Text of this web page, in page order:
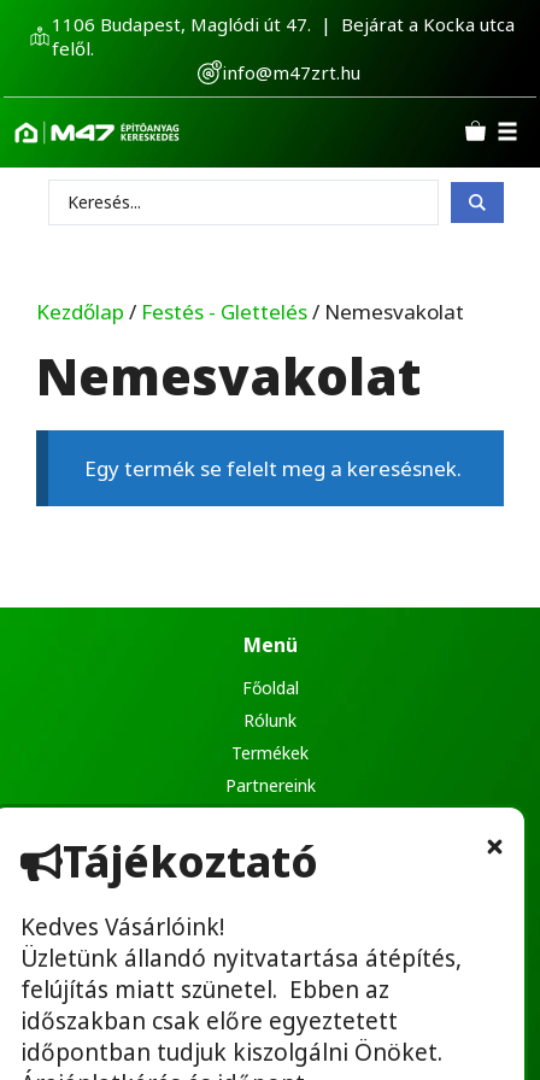
Kilépés1106 Budapest, Maglódi út 47. | Bejárat a Kocka utca
felől.
info@m47zrt.hu
Search
...
Kezdőlap / Festés - Glettelés/ Nemesvakolat
Nemesvakolat
Egy termék se felelt meg a keresésnek.
Tájékoztató
Kedves Vásárlóink!
Üzletünk állandó nyitvatartása átépítés,
felújítás miatt szünetel. Ebben az
időszakban csak előre egyeztetett
időpontban tudjuk kiszolgálni Önöket.
Menü
Főoldal
Rólunk
Termékek
Partnereink
Kapcsolat
Hasznos linkek
Adatvédelmi tájékoztató
ÁSZF
Bérbeadás ÁSZF